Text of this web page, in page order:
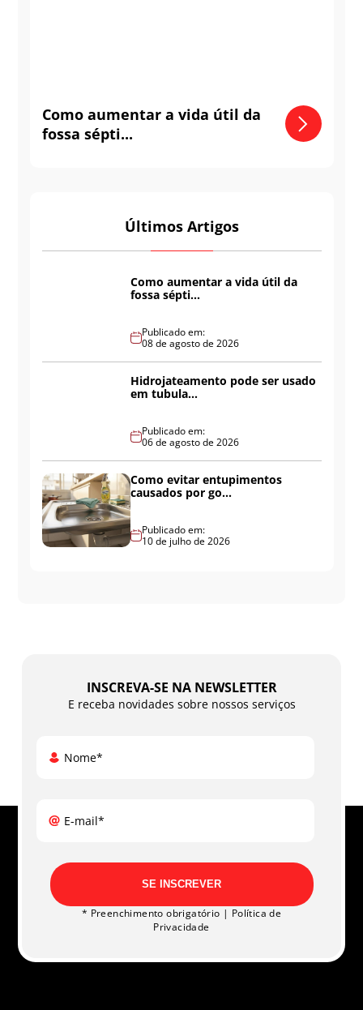
Como aumentar a vida útil da
fossa sépti...
Últimos Artigos
Como aumentar a vida útil da
fossa sépti...
Publicado em:
08 de agosto de 2026
Hidrojateamento pode ser usado
em tubula...
Publicado em:
06 de agosto de 2026
Como evitar entupimentos
causados por go...
Publicado em:
10 de julho de 2026
INSCREVA-SE NA NEWSLETTER
E receba novidades sobre nossos serviços
Nome*
E-mail*
SE INSCREVER
* Preenchimento obrigatório | Política de
Privacidade